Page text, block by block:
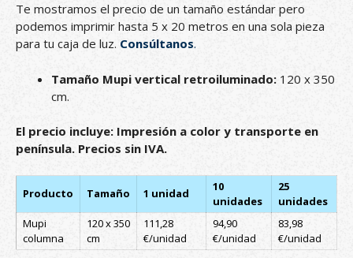
Te mostramos el precio de un tamaño estándar pero
podemos imprimir hasta 5 x 20 metros en una sola pieza
para tu caja de luz. Consúltanos.
Tamaño Mupi vertical retroiluminado: 120 x 350
cm.
El precio incluye: Impresión a color y transporte en
península. Precios sin IVA.
Producto Tamaño 1 unidad
10
unidades
25
unidades
Mupi
columna
120 x 350
cm
111,28
€/unidad
94,90
€/unidad
83,98
€/unidad